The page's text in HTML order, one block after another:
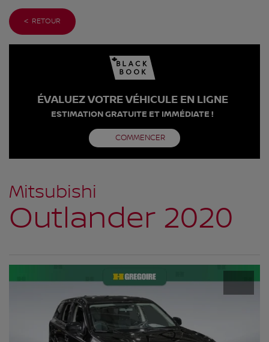
< RETOUR
ÉVALUEZ VOTRE VÉHICULE EN LIGNE
ESTIMATION GRATUITE ET IMMÉDIATE !
COMMENCER
Mitsubishi
Outlander 2020